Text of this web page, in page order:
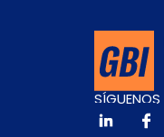
SÍGUENOS